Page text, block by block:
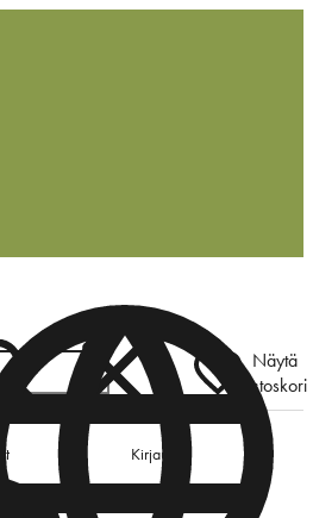
Kirjaudu
Näytä
ostoskori